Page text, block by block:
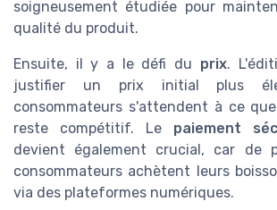
soigneusement étudiée pour
qualité du produit.
Ensuite, il y a le défi du prix.
justifier un prix initial plus
consommateurs s'attendent à ce
reste compétitif. Le paiement
devient également crucial, car de
consommateurs achètent leurs
via des plateformes numériques.